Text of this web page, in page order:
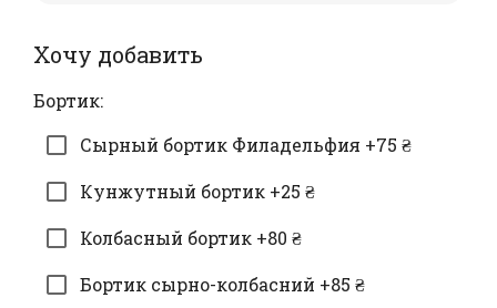
Хочу добавить
Бортик:
Сырный бортик Филадельфия +75 ₴
Кунжутный бортик +25 ₴
Колбасный бортик +80 ₴
Бортик сырно-колбасний +85 ₴